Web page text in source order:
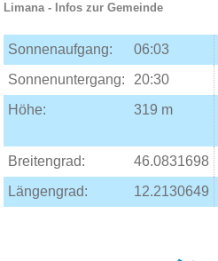
Limana- Infos zur Gemeinde
Sonnenaufgang: 06:03
Sonnenuntergang:
20:30
Höhe:
319 m
Breitengrad:
46.0831698
Längengrad:
12.2130649